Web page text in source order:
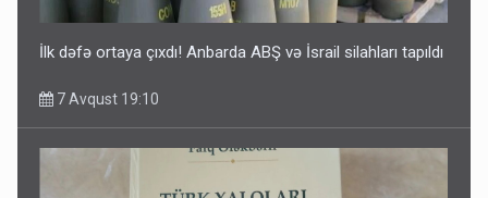
İlk dəfə ortaya çıxdı! Anbarda ABŞ və İsrail silahları tapıldı
7 Avqust 19:10